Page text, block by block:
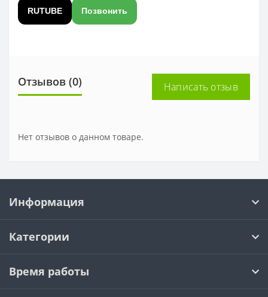
RUTUBE Позвонить
Отзывов (0) Написать отзыв
Нет отзывов о данном товаре.
Информация
Категории
Время работы